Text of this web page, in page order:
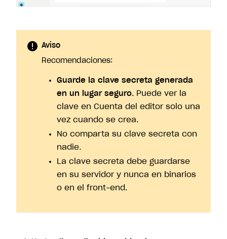
Aviso
Recomendaciones:
Guarde la clave secreta generada
en un lugar seguro. Puede ver la
clave en Cuenta del editor solo una
vez cuando se crea.
No comparta su clave secreta con
nadie.
La clave secreta debe guardarse
en su servidor y nunca en binarios
o en el front-end.